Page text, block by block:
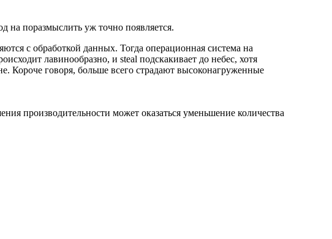
на поразмыслить уж точно появляется.
с обработкой данных. Тогда операционная система на
лавинообразно, и steal подскакивает до небес, хотя
Короче говоря, больше всего страдают высоконагруженные
производительности может оказаться уменьшение количества